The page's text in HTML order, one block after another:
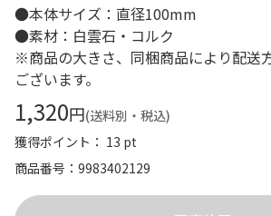
●本体サイズ：直径100mm
●素材：白雲石・コルク
※商品の大きさ、同梱商品により配送
ございます。
1,320円(送料別・税込)
獲得ポイント： 13 pt
商品番号
9983402129